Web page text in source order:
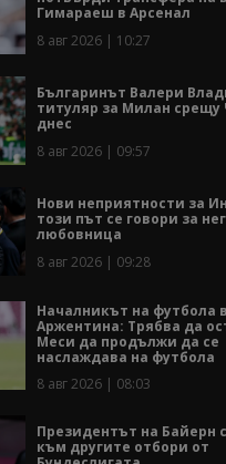
Гимараеш в Арсенал
8 авг 2026 | 10:27
Българинът Валери
титуляр за Милан срещу
днес
8 авг 2026 | 09:57
Нови неприятности за
този път се говори за
любовница
8 авг 2026 | 09:28
Началникът на футбола в
Аржентина: Трябва да
Меси да продължи да се
наслаждава на футбола
8 авг 2026 | 08:03
Президентът на Байерн
към другите отбори от